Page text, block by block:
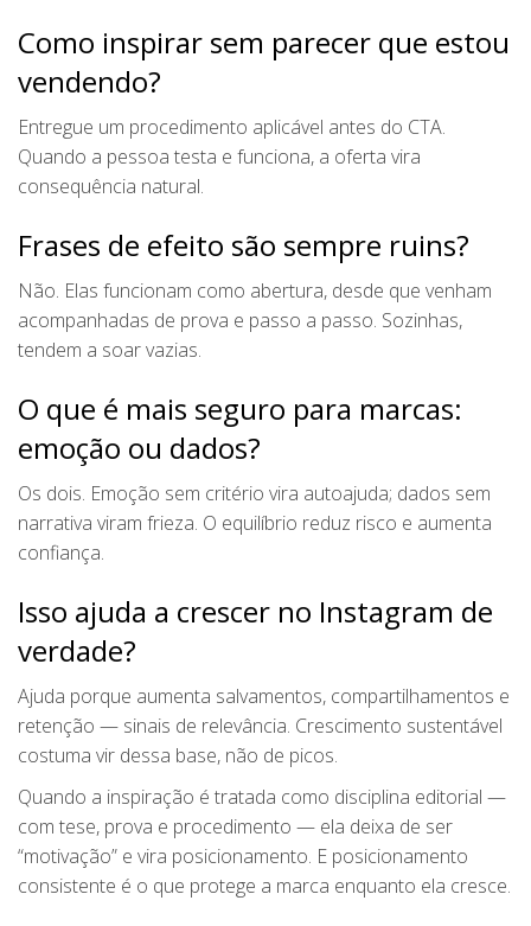
Como inspirar sem parecer que estou
vendendo?
Entregue um procedimento aplicável antes do CTA.
Quando a pessoa testa e funciona, a oferta vira
consequência natural.
Frases de efeito são sempre ruins?
Não. Elas funcionam como abertura, desde que venham
acompanhadas de prova e passo a passo. Sozinhas,
tendem a soar vazias.
O que é mais seguro para marcas:
emoção ou dados?
Os dois. Emoção sem critério vira autoajuda; dados sem
narrativa viram frieza. O equilíbrio reduz risco e aumenta
confiança.
Isso ajuda a crescer no Instagram de
verdade?
Ajuda porque aumenta salvamentos, compartilhamentos e
retenção — sinais de relevância. Crescimento sustentável
costuma vir dessa base, não de picos.
Quando a inspiração é tratada como disciplina editorial —
com tese, prova e procedimento — ela deixa de ser
“motivação” e vira posicionamento. E posicionamento
consistente é o que protege a marca enquanto ela cresce.